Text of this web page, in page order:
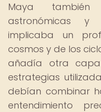
Maya también
astronómicas y
implicaba un
cosmos y de los
añadía otra
estrategias
debían combinar
entendimiento